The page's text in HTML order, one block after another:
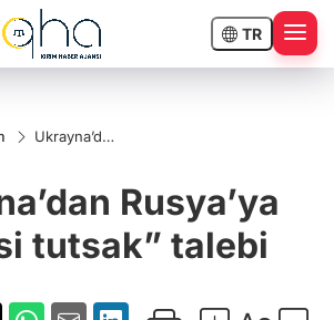
TR
Ukrayna’dan
tutsak”
talebi
Rusya’ya
tutsak” talebi